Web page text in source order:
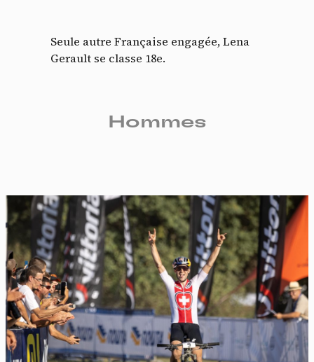
Seule autre Française engagée, Lena
Gerault se classe 18e.
Hommes